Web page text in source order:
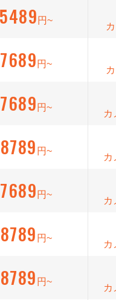
5489 円~
7689 円~
7689 円~
カ
8789 円~
カ
7689 円~
カ
8789 円~
カ
8789 円~
カ